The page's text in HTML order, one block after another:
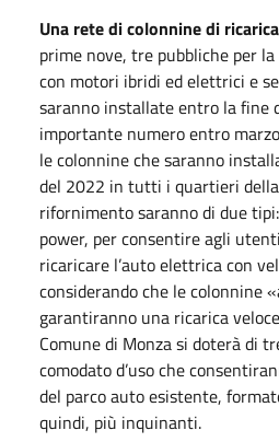
Una rete di colonnine di
prime nove, tre pubbliche per
con motori ibridi ed elettrici e
saranno installate entro la fine
importante numero entro
le colonnine che saranno
del 2022 in tutti i quartieri
rifornimento saranno di due
power, per consentire agli
ricaricare l’auto elettrica con
considerando che le colonnine
garantiranno una ricarica
Comune di Monza si doterà di
comodato d’uso che
del parco auto esistente,
quindi, più inquinanti.